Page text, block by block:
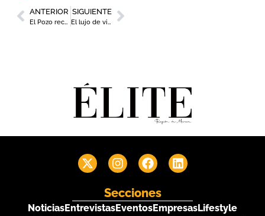
ANTERIOR
El Pozo reconoce la labor de sus empleados en los ‘Premios Toda una Vida’
SIGUIENTE
El lujo de vivir en la naturaleza
Secciones
NoticiasEntrevistasEventosEmpresasLifestyle